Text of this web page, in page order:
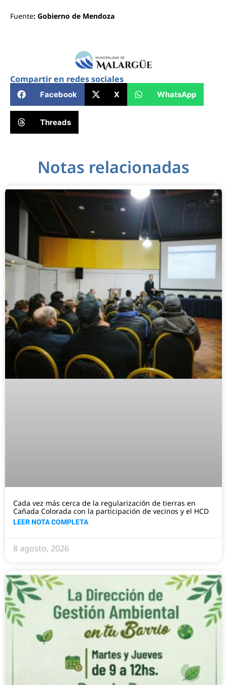
Fuente: Gobierno de Mendoza
Compartir en redes sociales
Facebook X WhatsApp
Threads
Notas relacionadas
Cada vez más cerca de la regularización de tierras en
Cañada Colorada con la participación de vecinos y el HCD
LEER NOTA COMPLETA
8 agosto, 2026